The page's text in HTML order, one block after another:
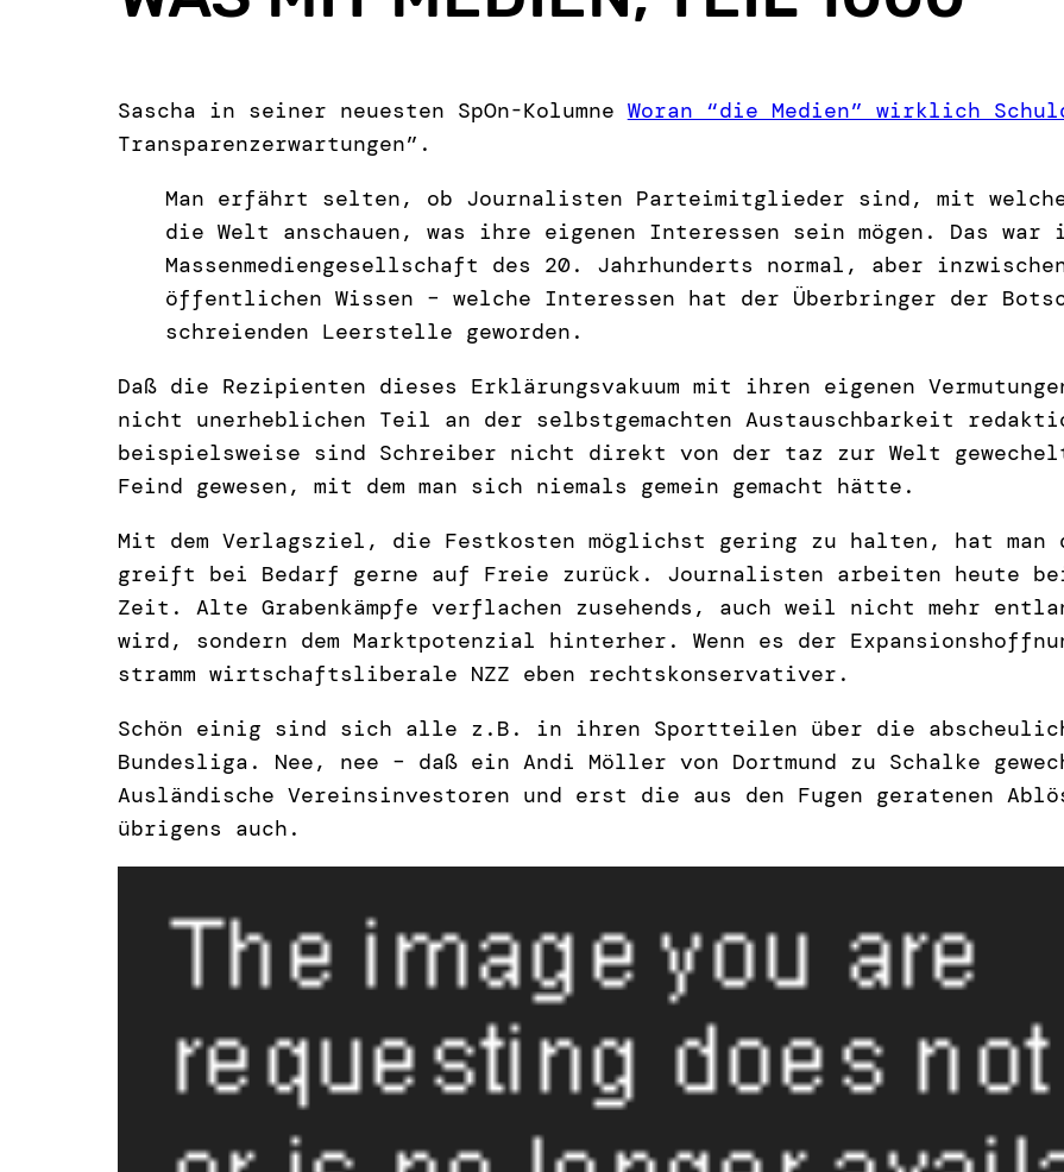
Sascha in seiner neuesten SpOn-Kolumne Woran “die Medien” wirklich
Transparenzerwartungen”.
Man erfährt selten, ob Journalisten Parteimitglieder sind, mit
die Welt anschauen, was ihre eigenen Interessen sein mögen. Das war
Massenmediengesellschaft des 20. Jahrhunderts normal, aber
öffentlichen Wissen – welche Interessen hat der Überbringer der
schreienden Leerstelle geworden.
Daß die Rezipienten dieses Erklärungsvakuum mit ihren eigenen
nicht unerheblichen Teil an der selbstgemachten Austauschbarkeit
beispielsweise sind Schreiber nicht direkt von der taz zur Welt
Feind gewesen, mit dem man sich niemals gemein gemacht hätte.
Mit dem Verlagsziel, die Festkosten möglichst gering zu halten, hat man
greift bei Bedarf gerne auf Freie zurück. Journalisten arbeiten heute
Zeit. Alte Grabenkämpfe verflachen zusehends, auch weil nicht mehr
wird, sondern dem Marktpotenzial hinterher. Wenn es der
stramm wirtschaftsliberale NZZ eben rechtskonservativer.
Schön einig sind sich alle z.B. in ihren Sportteilen über die
Bundesliga. Nee, nee – daß ein Andi Möller von Dortmund zu Schalke
Ausländische Vereinsinvestoren und erst die aus den Fugen geratenen
übrigens auch.